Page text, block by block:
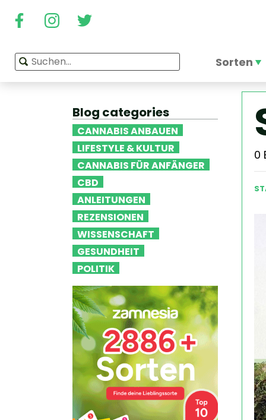
Sorten
Blog categories
CANNABIS ANBAUEN
LIFESTYLE & KULTUR
CANNABIS FÜR ANFÄNGER
CBD
ANLEITUNGEN
REZENSIONEN
WISSENSCHAFT
GESUNDHEIT
POLITIK
0